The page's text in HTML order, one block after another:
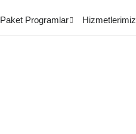
Paket Programlar Hizmetlerimiz